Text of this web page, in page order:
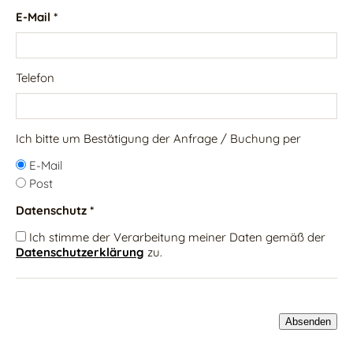
E-Mail *
Telefon
Ich bitte um Bestätigung der Anfrage / Buchung per
E-Mail
Post
Datenschutz *
Ich stimme der Verarbeitung meiner Daten gemäß der
Datenschutzerklärung zu.